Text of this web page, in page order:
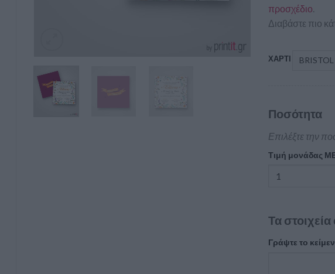
προσχέδιο
Διαβάστε πιο
ΧΑΡΤΙ
Ποσότητα
Επιλέξτε την
Τιμή μονάδας
Τα
Γράψτε το